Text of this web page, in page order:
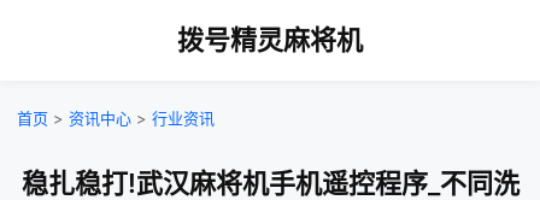
拨号精灵麻将机
首页 > 资讯中心 > 行业资讯
稳扎稳打!武汉麻将机手机遥控程序_不同洗